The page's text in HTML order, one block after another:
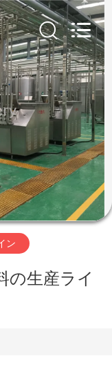
ン
の生産ライ